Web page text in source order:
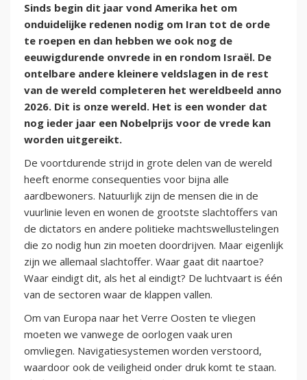
Sinds begin dit jaar vond Amerika het om
onduidelijke redenen nodig om Iran tot de orde
te roepen en dan hebben we ook nog de
eeuwigdurende onvrede in en rondom Israël. De
ontelbare andere kleinere veldslagen in de rest
van de wereld completeren het wereldbeeld anno
2026. Dit is onze wereld. Het is een wonder dat
nog ieder jaar een Nobelprijs voor de vrede kan
worden uitgereikt.
De voortdurende strijd in grote delen van de wereld
heeft enorme consequenties voor bijna alle
aardbewoners. Natuurlijk zijn de mensen die in de
vuurlinie leven en wonen de grootste slachtoffers van
de dictators en andere politieke machtswellustelingen
die zo nodig hun zin moeten doordrijven. Maar eigenlijk
zijn we allemaal slachtoffer. Waar gaat dit naartoe?
Waar eindigt dit, als het al eindigt? De luchtvaart is één
van de sectoren waar de klappen vallen.
Om van Europa naar het Verre Oosten te vliegen
moeten we vanwege de oorlogen vaak uren
omvliegen. Navigatiesystemen worden verstoord,
waardoor ook de veiligheid onder druk komt te staan.